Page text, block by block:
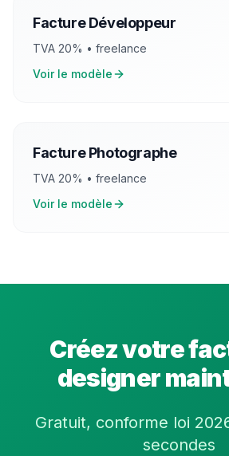
FactureDéveloppeur
TVA 20% • freelance
Voir le modèle
FacturePhotographe
TVA 20% • freelance
Voir le modèle
Créez votre
designer
Gratuit, conforme loi
secondes